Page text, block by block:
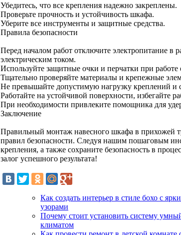
Убедитесь, что все крепления надежно закреплены.
Проверьте прочность и устойчивость шкафа.
Уберите все инструменты и защитные средства.
Правила безопасности
Перед началом работ отключите электропитание в
электрическим током.
Используйте защитные очки и перчатки при работе
Тщательно проверяйте материалы и крепежные
Не превышайте допустимую нагрузку креплений и
Работайте на устойчивой поверхности, избегайте
При необходимости привлеките помощника для
Заключение
Правильный монтаж навесного шкафа в прихожей
правил безопасности. Следуя нашим пошаговым
крепления, а также сохраните безопасность в
залог успешного результата!
Как создать интерьер в стиле бохо с
узорами
Почему стоит установить систему
климатом